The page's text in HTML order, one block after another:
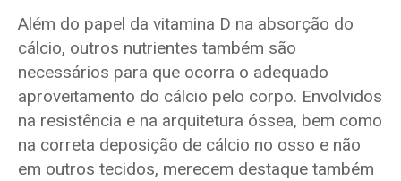
Além do papel da vitamina D na absorção do
cálcio, outros nutrientes também são
necessários para que ocorra o adequado
aproveitamento do cálcio pelo corpo. Envolvidos
na resistência e na arquitetura óssea, bem como
na correta deposição de cálcio no osso e não
em outros tecidos, merecem destaque também